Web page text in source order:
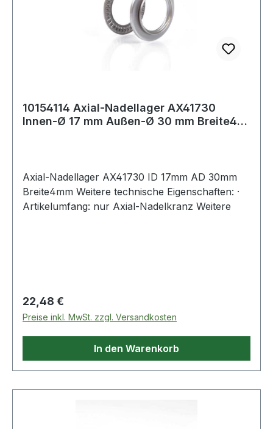
10154114 Axial-Nadellager AX41730
Innen-Ø 17 mm Außen-Ø 30 mm Breite4
Axial-Nadellager AX41730 ID 17mm AD 30mm
Breite4mm Weitere technische Eigenschaften: ·
Artikelumfang: nur Axial-Nadelkranz Weitere
Regulärer Preis:
22,48 €
Preise inkl. MwSt. zzgl. Versandkosten
In den Warenkorb